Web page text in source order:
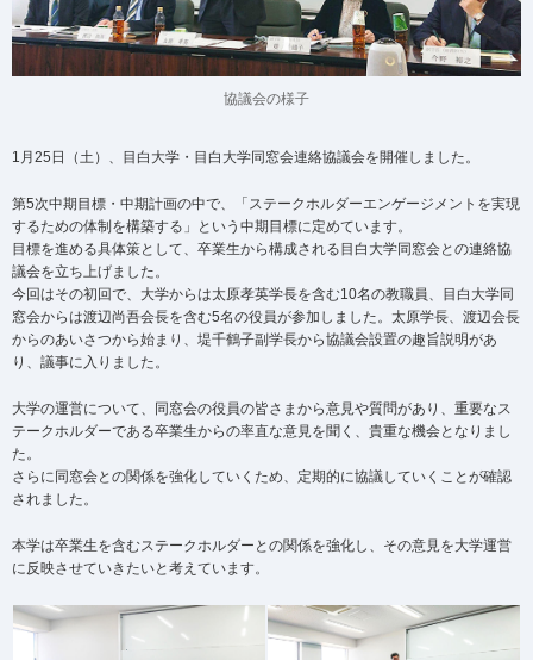
協議会の様子
1月25日（土）、目白大学・目白大学同窓会連絡協議会を開催しました。
第5次中期目標・中期計画の中で、「ステークホルダーエンゲージメントを実現
するための体制を構築する」という中期目標に定めています。
目標を進める具体策として、卒業生から構成される目白大学同窓会との連絡協
議会を立ち上げました。
今回はその初回で、大学からは太原孝英学長を含む10名の教職員、目白大学同
窓会からは渡辺尚吾会長を含む5名の役員が参加しました。太原学長、渡辺会長
からのあいさつから始まり、堤千鶴子副学長から協議会設置の趣旨説明があ
り、議事に入りました。
大学の運営について、同窓会の役員の皆さまから意見や質問があり、重要なス
テークホルダーである卒業生からの率直な意見を聞く、貴重な機会となりまし
た。
さらに同窓会との関係を強化していくため、定期的に協議していくことが確認
されました。
本学は卒業生を含むステークホルダーとの関係を強化し、その意見を大学運営
に反映させていきたいと考えています。